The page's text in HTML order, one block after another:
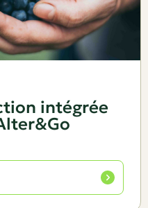
intégrée